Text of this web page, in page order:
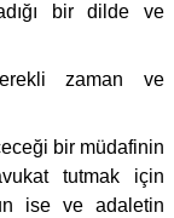
bir dilde ve
zaman ve
bir müdafinin
tutmak için
ise ve adaletin